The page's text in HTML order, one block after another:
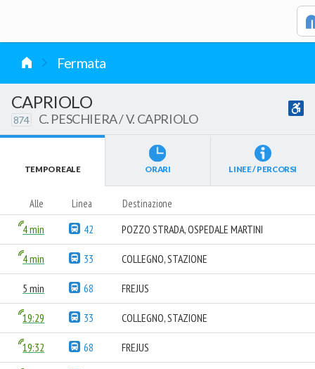
Fermata
CAPRIOLO
874 C. PESCHIERA / V. CAPRIOLO
TEMPO REALE ORARI LINEE / PERCORSI
Alle Linea Destinazione
4 min 42 POZZO STRADA, OSPEDALE MARTINI
4 min 33 COLLEGNO, STAZIONE
5 min 68 FREJUS
19:29 33 COLLEGNO, STAZIONE
19:32 68 FREJUS